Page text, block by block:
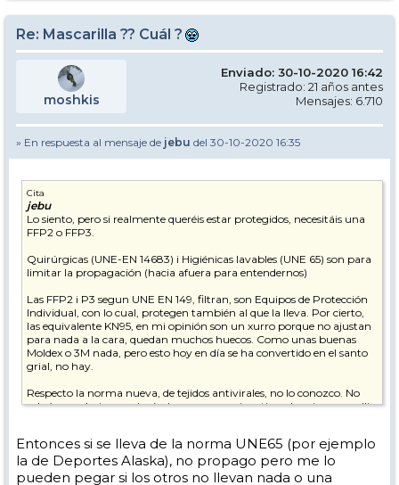
Re: Mascarilla ?? Cuál ?
moshkis
Enviado: 30-10-2020 16:42
Registrado: 21 años antes
Mensajes: 6.710
» En respuesta al mensaje de jebu del 30-10-2020 16:35
Cita
jebu
Lo siento, pero si realmente queréis estar protegidos, necesitáis una
FFP2 o FFP3.
Quirúrgicas (UNE-EN 14683) i Higiénicas lavables (UNE 65) son para
limitar la propagación (hacia afuera para entendernos)
Las FFP2 i P3 segun UNE EN 149, filtran, son Equipos de Protección
Individual, con lo cual, protegen también al que la lleva. Por cierto,
las equivalente KN95, en mi opinión son un xurro porque no ajustan
para nada a la cara, quedan muchos huecos. Como unas buenas
Moldex o 3M nada, pero esto hoy en día se ha convertido en el santo
grial, no hay.
Respecto la norma nueva, de tejidos antivirales, no lo conozco. No
sabría que decir, pero leyéndo, parece que inactivan los virus que alli
Sinceramente, para hacer cola en un remonte, a mi llevar cualquier
tipo de homologación quirúrgica o lavable, me parece más que
Entonces si se lleva de la norma UNE65 (por ejemplo
la de Deportes Alaska), no propago pero me lo
pueden pegar si los otros no llevan nada o una